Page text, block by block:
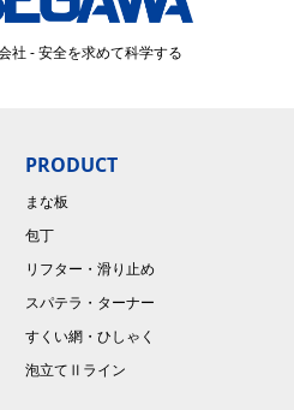
社 - 安全を求めて科学する
PRODUCT
まな板
包丁
リフター・滑り止め
スパテラ・ターナー
すくい網・ひしゃく
泡立てⅡライン